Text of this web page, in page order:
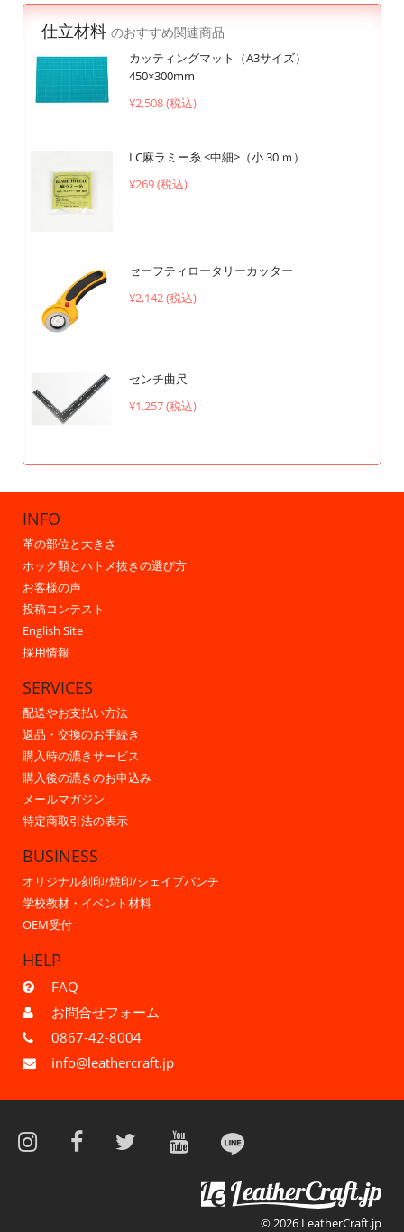
仕立材料 のおすすめ関連商品
カッティングマット（A3サイズ）
450×300mm
¥2,508 (税込)
LC麻ラミー糸 <中細>（小 30 ｍ）
¥269 (税込)
セーフティロータリーカッター
¥2,142 (税込)
センチ曲尺
¥1,257 (税込)
INFO
革の部位と大きさ
ホック類とハトメ抜きの選び方
お客様の声
投稿コンテスト
English Site
採用情報
SERVICES
配送やお支払い方法
返品・交換のお手続き
購入時の漉きサービス
購入後の漉きのお申込み
メールマガジン
特定商取引法の表示
BUSINESS
オリジナル刻印/焼印/シェイプパンチ
学校教材・イベント材料
OEM受付
HELP
FAQ
お問合せフォーム
0867-42-8004
info@leathercraft.jp
© 2026 LeatherCraft.jp